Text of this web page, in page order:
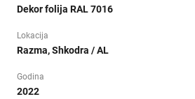
Dekor folija RAL 7016
Lokacija
Razma, Shkodra / AL
Godina
2022